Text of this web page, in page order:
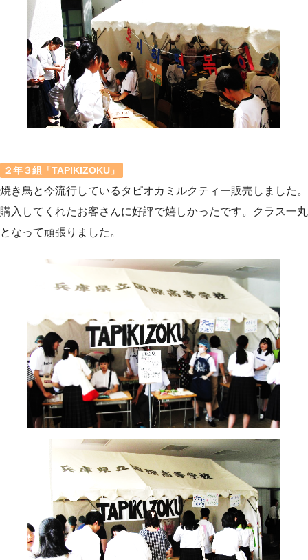
２年３組「TAPIKIZOKU」
焼き鳥と今流行しているタピオカミルクティー販売しました。
購入してくれたお客さんに好評で嬉しかったです。クラス一丸
となって頑張りました。